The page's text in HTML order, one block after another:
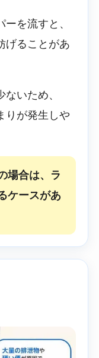
を流すと、
げることがあ
いため、
りが発生しや
場合は、ラ
ケースがあ